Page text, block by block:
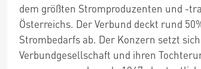
dem größten Stromproduzenten und -
Österreichs. Der Verbund deckt rund
Strombedarfs ab. Der Konzern setzt
Verbundgesellschaft und ihren